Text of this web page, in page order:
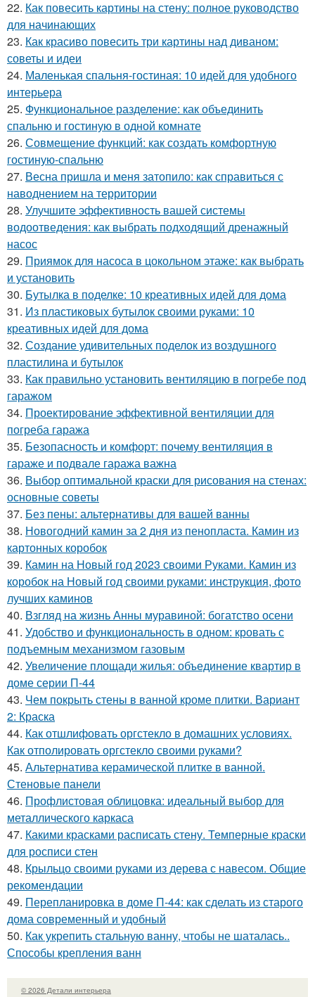
22. Как повесить картины на стену: полное руководство
для начинающих
23. Как красиво повесить три картины над диваном:
советы и идеи
24. Маленькая спальня-гостиная: 10 идей для удобного
интерьера
25. Функциональное разделение: как объединить
спальню и гостиную в одной комнате
26. Совмещение функций: как создать комфортную
гостиную-спальню
27. Весна пришла и меня затопило: как справиться с
наводнением на территории
28. Улучшите эффективность вашей системы
водоотведения: как выбрать подходящий дренажный
насос
29. Приямок для насоса в цокольном этаже: как выбрать
и установить
30. Бутылка в поделке: 10 креативных идей для дома
31. Из пластиковых бутылок своими руками: 10
креативных идей для дома
32. Создание удивительных поделок из воздушного
пластилина и бутылок
33. Как правильно установить вентиляцию в погребе под
гаражом
34. Проектирование эффективной вентиляции для
погреба гаража
35. Безопасность и комфорт: почему вентиляция в
гараже и подвале гаража важна
36. Выбор оптимальной краски для рисования на стенах:
основные советы
37. Без пены: альтернативы для вашей ванны
38. Новогодний камин за 2 дня из пенопласта. Камин из
картонных коробок
39. Камин на Новый год 2023 своими Руками. Камин из
коробок на Новый год своими руками: инструкция, фото
лучших каминов
40. Взгляд на жизнь Анны муравиной: богатство осени
41. Удобство и функциональность в одном: кровать с
подъемным механизмом газовым
42. Увеличение площади жилья: объединение квартир в
доме серии П-44
43. Чем покрыть стены в ванной кроме плитки. Вариант
2: Краска
44. Как отшлифовать оргстекло в домашних условиях.
Как отполировать оргстекло своими руками?
45. Альтернатива керамической плитке в ванной.
Стеновые панели
46. Профлистовая облицовка: идеальный выбор для
металлического каркаса
47. Какими красками расписать стену. Темперные краски
для росписи стен
48. Крыльцо своими руками из дерева с навесом. Общие
рекомендации
49. Перепланировка в доме П-44: как сделать из старого
дома современный и удобный
50. Как укрепить стальную ванну, чтобы не шаталась..
Способы крепления ванн
© 2026 Детали интерьера